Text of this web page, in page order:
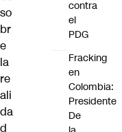
so
br
e
la
re
ali
da
d
contra
el
PDG
Fracking
en
Colombia:
Presidente
De